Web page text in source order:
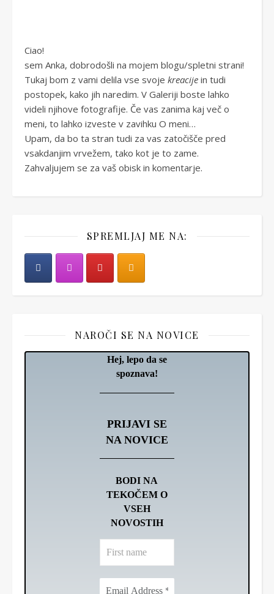
Ciao!
sem Anka, dobrodošli na mojem blogu/spletni strani!
Tukaj bom z vami delila vse svoje kreacije in tudi
postopek, kako jih naredim. V Galeriji boste lahko
videli njihove fotografije. Če vas zanima kaj več o
meni, to lahko izveste v zavihku O meni…
Upam, da bo ta stran tudi za vas zatočišče pred
vsakdanjim vrvežem, tako kot je to zame.
Zahvaljujem se za vaš obisk in komentarje.
SPREMLJAJ ME NA:
NAROČI SE NA NOVICE
Hej, lepo da se
spoznava!
PRIJAVI SE
NA NOVICE
BODI NA
TEKOČEM O
VSEH
NOVOSTIH
name